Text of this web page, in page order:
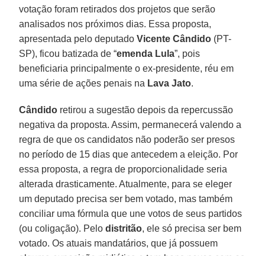
votação foram retirados dos projetos que serão
analisados nos próximos dias. Essa proposta,
apresentada pelo deputadoVicente Cândido (PT-
SP), ficou batizada de “emenda Lula”, pois
beneficiaria principalmente o ex-presidente, réu em
uma série de ações penais na Lava Jato.
Cândido retirou a sugestão depois da repercussão
negativa da proposta. Assim, permanecerá valendo a
regra de que os candidatos não poderão ser presos
no período de 15 dias que antecedem a eleição. Por
essa proposta, a regra de proporcionalidade seria
alterada drasticamente. Atualmente, para se eleger
um deputado precisa ser bem votado, mas também
conciliar uma fórmula que une votos de seus partidos
(ou coligação). Pelodistritão, ele só precisa ser bem
votado. Os atuais mandatários, que já possuem